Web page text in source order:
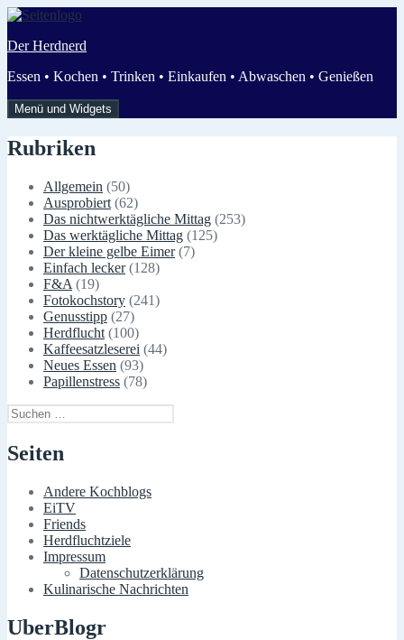
Zum
springen
Der Herdnerd
Essen • Kochen • Trinken • Einkaufen • Abwaschen • Genießen
Menü und Widgets
Rubriken
Allgemein (50)
Ausprobiert (62)
Das nichtwerktägliche Mittag (253)
Das werktägliche Mittag (125)
Der kleine gelbe Eimer(7)
Einfach lecker(128)
F&A (19)
Fotokochstory (241)
Genusstipp (27)
Herdflucht (100)
Kaffeesatzleserei (44)
Neues Essen (93)
Papillenstress (78)
Suchen
nach:
Seiten
Andere Kochblogs
EiTV
Friends
Herdfluchtziele
Impressum
Datenschutzerklärung
Kulinarische Nachrichten
UberBlogr